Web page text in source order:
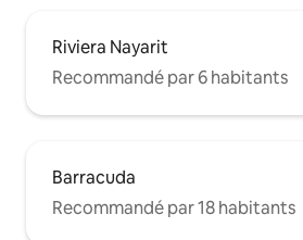
Riviera Nayarit
Recommandé par 6 habitants
Barracuda
Recommandé par 18 habitants